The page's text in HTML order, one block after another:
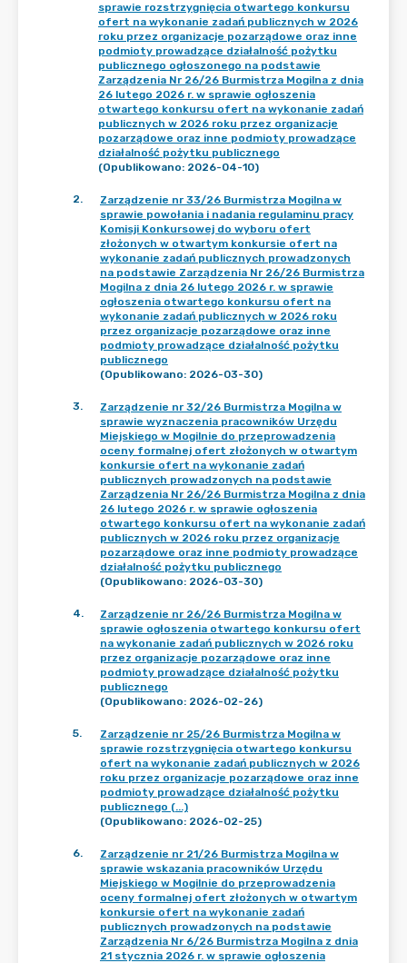
sprawie rozstrzygnięcia otwartego konkursu
ofert na wykonanie zadań publicznych w 2026
roku przez organizacje pozarządowe oraz inne
podmioty prowadzące działalność pożytku
publicznego ogłoszonego na podstawie
Zarządzenia Nr 26/26 Burmistrza Mogilna z dnia
26 lutego 2026 r. w sprawie ogłoszenia
otwartego konkursu ofert na wykonanie zadań
publicznych w 2026 roku przez organizacje
pozarządowe oraz inne podmioty prowadzące
działalność pożytku publicznego
(Opublikowano: 2026-04-10)
2.
Zarządzenie nr 33/26 Burmistrza Mogilna w
sprawie powołania i nadania regulaminu pracy
Komisji Konkursowej do wyboru ofert
złożonych w otwartym konkursie ofert na
wykonanie zadań publicznych prowadzonych
na podstawie Zarządzenia Nr 26/26 Burmistrza
Mogilna z dnia 26 lutego 2026 r. w sprawie
ogłoszenia otwartego konkursu ofert na
wykonanie zadań publicznych w 2026 roku
przez organizacje pozarządowe oraz inne
podmioty prowadzące działalność pożytku
publicznego
(Opublikowano: 2026-03-30)
3.
Zarządzenie nr 32/26 Burmistrza Mogilna w
sprawie wyznaczenia pracowników Urzędu
Miejskiego w Mogilnie do przeprowadzenia
oceny formalnej ofert złożonych w otwartym
konkursie ofert na wykonanie zadań
publicznych prowadzonych na podstawie
Zarządzenia Nr 26/26 Burmistrza Mogilna z dnia
26 lutego 2026 r. w sprawie ogłoszenia
otwartego konkursu ofert na wykonanie zadań
publicznych w 2026 roku przez organizacje
pozarządowe oraz inne podmioty prowadzące
działalność pożytku publicznego
(Opublikowano: 2026-03-30)
4.
Zarządzenie nr 26/26 Burmistrza Mogilna w
sprawie ogłoszenia otwartego konkursu ofert
na wykonanie zadań publicznych w 2026 roku
przez organizacje pozarządowe oraz inne
podmioty prowadzące działalność pożytku
publicznego
(Opublikowano: 2026-02-26)
5.
Zarządzenie nr 25/26 Burmistrza Mogilna w
sprawie rozstrzygnięcia otwartego konkursu
ofert na wykonanie zadań publicznych w 2026
roku przez organizacje pozarządowe oraz inne
podmioty prowadzące działalność pożytku
publicznego (...)
(Opublikowano: 2026-02-25)
6.
Zarządzenie nr 21/26 Burmistrza Mogilna w
sprawie wskazania pracowników Urzędu
Miejskiego w Mogilnie do przeprowadzenia
oceny formalnej ofert złożonych w otwartym
konkursie ofert na wykonanie zadań
publicznych prowadzonych na podstawie
Zarządzenia Nr 6/26 Burmistrza Mogilna z dnia
21 stycznia 2026 r. w sprawie ogłoszenia